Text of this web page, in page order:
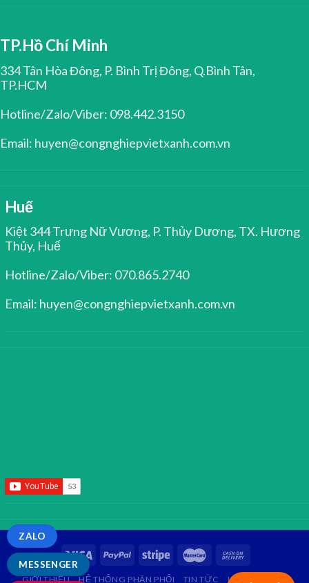
TP.Hồ Chí Minh
334 Tân Hòa Đông, P. Bình Trị Đông, Q.Bình Tân,
TP.HCM
Hotline/Zalo/Viber: 098.442.3150
Email: huyen@congnghiepvietxanh.com.vn
Huế
Kiệt 344 Trưng Nữ Vương, P. Thủy Dương, TX. Hương
Thủy, Huế
Hotline/Zalo/Viber: 070.865.2740
Email: huyen@congnghiepvietxanh.com.vn
GIỚI THIỆU HỆ THỐNG PHÂN PHỐI TIN TỨC LIÊN HỆ
MESSENGER
ZALO